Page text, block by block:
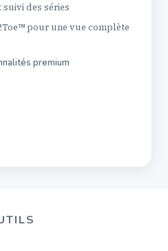
des séries
pour une vue complète
premium